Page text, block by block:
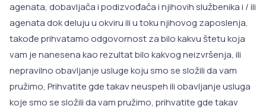
agenata, dobavljača i podizvođača i njihovih službenika i / ili
agenata dok deluju u okviru ili u toku njihovog zaposlenja,
takođe prihvatamo odgovornost za bilo kakvu štetu koja
vam je nanesena kao rezultat bilo kakvog neizvršenja, ili
nepravilno obavljanje usluge koju smo se složili da vam
pružimo, Prihvatite gde takav neuspeh ili obavljanje usluga
koje smo se složili da vam pružimo, prihvatite gde takav